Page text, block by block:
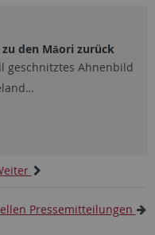
den Māori zurück
geschnitztes Ahnenbild
Pressemitteilungen